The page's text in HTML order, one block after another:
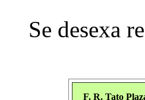
Se desexa
F. R. Tato